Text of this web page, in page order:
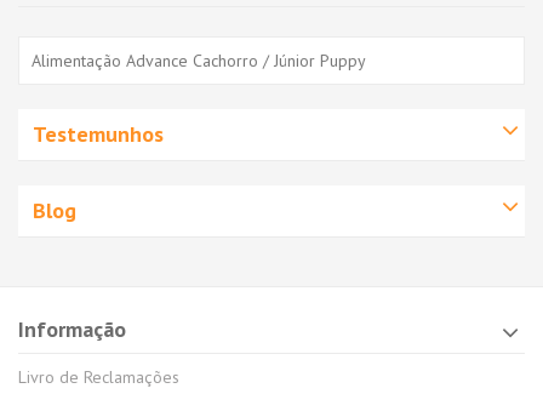
Alimentação Advance Cachorro / Júnior Puppy
Testemunhos
Blog
Informação
Livro de Reclamações